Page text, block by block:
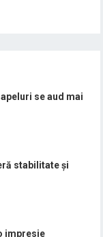
se aud mai
stabilitate și
impresie